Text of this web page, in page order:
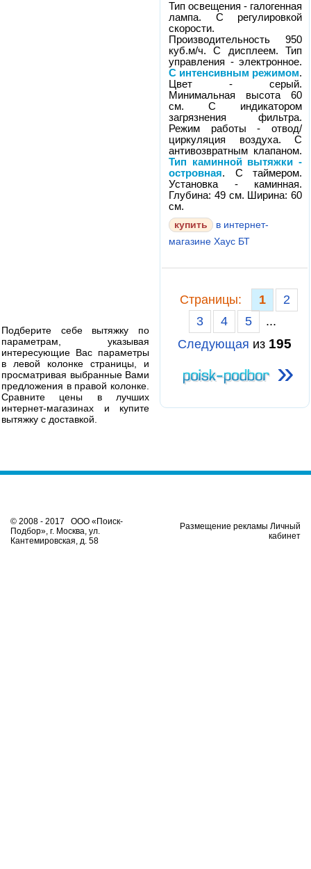
Тип освещения - галогенная
лампа. С регулировкой
скорости.
Производительность 950
куб.м/ч. С дисплеем. Тип
управления - электронное.
С интенсивным режимом.
Цвет - серый.
Минимальная высота 60
см. С индикатором
загрязнения фильтра.
Режим работы - отвод/
циркуляция воздуха. С
антивозвратным клапаном.
Тип каминной вытяжки -
островная. С таймером.
Установка - каминная.
Глубина: 49 см. Ширина: 60
см.
в интернет-
магазине Хаус БТ
Cтраницы: 1
2
3
4 5
...
Следующая из 195
»
Подберите себе вытяжку по
параметрам, указывая
интересующие Вас параметры
в левой колонке страницы, и
просматривая выбранные Вами
предложения в правой колонке.
Сравните цены в лучших
интернет-магазинах и купите
вытяжку с доставкой.
© 2008 - 2017 ООО «Поиск-
Подбор», г. Москва, ул.
Кантемировская, д. 58
Размещение рекламы Личный
кабинет